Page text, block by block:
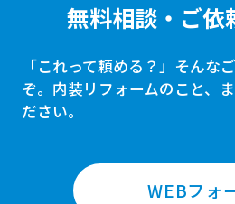
0877-
受付時間 9時〜18時
無料相談・ご依
「これって頼める？」そんな
ぞ。 内装リフォームのこと、
ださい。
WEBフォ